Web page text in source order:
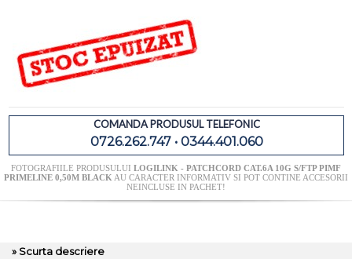
COMANDA PRODUSUL TELEFONIC
0726.262.747 • 0344.401.060
FOTOGRAFIILE PRODUSULUI LOGILINK - PATCHCORD CAT.6A 10G S/FTP PIMF
PRIMELINE 0,50M BLACK AU CARACTER INFORMATIV SI POT CONTINE ACCESORII
NEINCLUSE IN PACHET!
» Scurta descriere